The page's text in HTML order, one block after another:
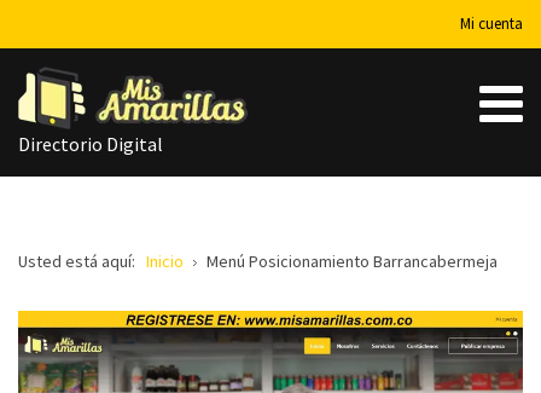
Mi cuenta
Directorio Digital
Usted está aquí: Inicio Menú Posicionamiento Barrancabermeja